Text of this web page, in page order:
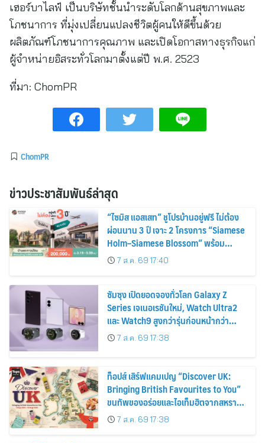
เฮอร์บาไลฟ์ เป็นบริษัทชั้นนำระดับโลกด้านสุขภาพและ
โภชนาการ ที่มุ่งเปลี่ยนแปลงชีวิตผู้คนให้ดีขึ้นด้วย
ผลิตภัณฑ์โภชนาการคุณภาพ และเปิดโอกาสทางธุรกิจแก่
ผู้จำหน่ายอิสระทั่วโลกมาตั้งแต่ปี พ.ศ. 2523
ที่มา: ChomPR
ChomPR
ข่าวประชาสัมพันธ์ล่าสุด
“ไซมิส แอสเสท” ชูโปรบ้านอยู่ฟรี ไม่ต้อง
ผ่อนนาน 3 ปี เจาะ 2 โครงการ “Siamese
Holm–Siamese Blossom” พร้อม
ส่วนลดและสิทธิพิเศษถึง 31 สิงหาคม
2569
7 ส.ค. 69 17:40
ซัมซุง เปิดยอดจองทั่วโลก Galaxy Z
Series เจเนอเรชันใหม่, Watch Ultra2
และ Watch9 สูงกว่ารุ่นก่อนหน้ากว่า
30%7 ส.ค. 69 17:38
ท็อปส์ เสิร์ฟแคมเปญ “Discover UK:
Bringing British Favourites to You”
ขนทัพของอร่อยและไอเท็มฮิตจากสหราช
อาณาจักร ส่งตรงถึงมือตั้งแต่วันนี้ – 18
สิงหาคมนี้
7 ส.ค. 69 17:38